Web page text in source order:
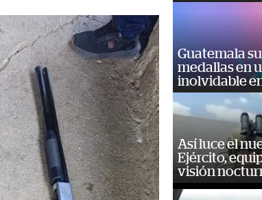
Guatemala
medallas en
inolvidable
Así luce el
Ejército,
visión